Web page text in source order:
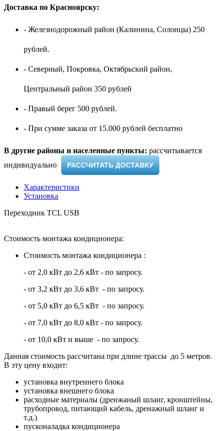
Доставка по Красноярску:
- Железнодорожный район (Калинина, Солонцы) 250
рублей.
- Северный, Покровка, Октябрьский район,
Центральный район 350 рублей
- Правый берег 500 рублей.
- При сумме заказа от 15.000 рублей бесплатно
В другие районы и населенные пункты: рассчитывается
индивидуально ​
РАССЧИТАТЬ ДОСТАВКУ
Характеристики
Установка
Переходник TCL USB
Стоимость монтажа кондиционера:
Стоимость монтажа кондиционера :
- от 2,0 кВт до 2,6 кВт - по запросу.
- от 3,2 кВт до 3,6 кВт - по запросу.
- от 5,0 кВт до 6,5 кВт - по запросу.
- от 7,0 кВт до 8,0 кВт - по запросу.
- от 10,0 кВт и выше - по запросу.
Данная стоимость рассчитана при длине трассы до 5 метров.
В эту цену входит:
установка внутреннего блока
установка внешнего блока
расходные материалы (дренжаный шланг, кронштейны,
трубопровод, питающий кабель, дренажный шланг и
т.д.)
пусконаладка кондиционера